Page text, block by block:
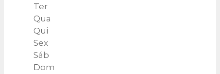
Ter
Qua
Qui
Sex
Sáb
Dom